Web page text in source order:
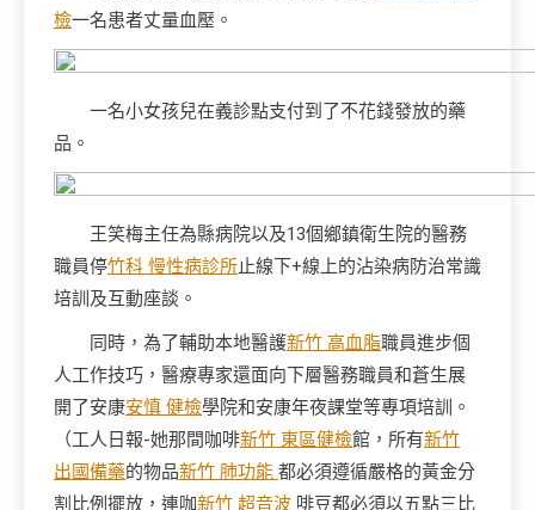
檢一名患者丈量血壓。
一名小女孩兒在義診點支付到了不花錢發放的藥
品。
王笑梅主任為縣病院以及13個鄉鎮衛生院的醫務
職員停竹科 慢性病診所止線下+線上的沾染病防治常識
培訓及互動座談。
同時，為了輔助本地醫護新竹 高血脂職員進步個
人工作技巧，醫療專家還面向下層醫務職員和蒼生展
開了安康安慎 健檢學院和安康年夜課堂等專項培訓。
（工人日報-她那間咖啡新竹 東區健檢館，所有新竹
出國備藥的物品新竹 肺功能 都必須遵循嚴格的黃金分
割比例擺放，連咖新竹 超音波 啡豆都必須以五點三比